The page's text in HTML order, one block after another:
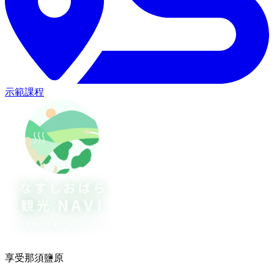
示範課程
享受那須鹽原